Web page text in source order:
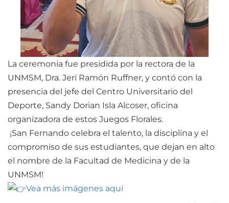
La ceremonia fue presidida por la rectora de la
UNMSM, Dra. Jerí Ramón Ruffner, y contó con la
presencia del jefe del Centro Universitario del
Deporte, Sandy Dorian Isla Alcoser, oficina
organizadora de estos Juegos Florales.
¡San Fernando celebra el talento, la disciplina y el
compromiso de sus estudiantes, que dejan en alto
el nombre de la Facultad de Medicina y de la
UNMSM!
Vea más imágenes aquí